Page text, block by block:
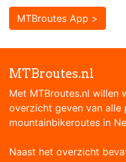
MTBroutes App >
MTBroutes.nl
Met MTBroutes.nl willen
overzicht geven van alle
mountainbikeroutes in
Naast het overzicht